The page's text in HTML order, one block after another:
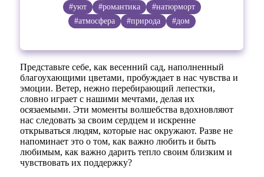
#уют
#романтика
#натюрморт
#атмосфера
#природа #дом
Представьте себе, как весенний сад, наполненный
благоухающими цветами, пробуждает в нас чувства и
эмоции. Ветер, нежно перебирающий лепестки,
словно играет с нашими мечтами, делая их
осязаемыми. Эти моменты волшебства вдохновляют
нас следовать за своим сердцем и искренне
открываться людям, которые нас окружают. Разве не
напоминает это о том, как важно любить и быть
любимым, как важно дарить тепло своим близким и
чувствовать их поддержку?